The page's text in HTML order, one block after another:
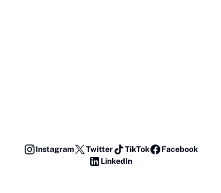
Instagram Twitter TikTok
Facebook
LinkedIn